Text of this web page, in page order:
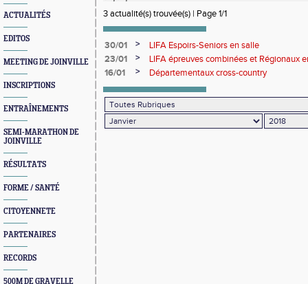
ACTUALITÉS
EDITOS
MEETING DE JOINVILLE
INSCRIPTIONS
ENTRAÎNEMENTS
SEMI-MARATHON DE
JOINVILLE
RÉSULTATS
FORME / SANTÉ
CITOYENNETE
PARTENAIRES
RECORDS
500M DE GRAVELLE
3 actualité(s) trouvée(s) | Page 1/1
30/01 >
LIFA Espoirs-Seniors en salle
23/01
>
LIFA épreuves combinées et Régionaux
16/01
> Départementaux cross-country